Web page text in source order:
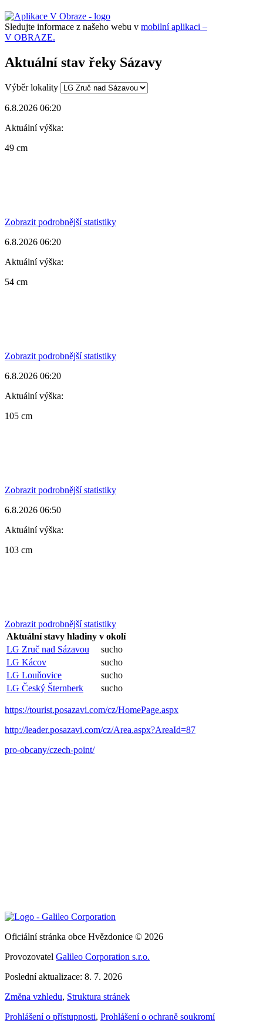
Sledujte informace z našeho webu v mobilní aplikaci –
V OBRAZE.
Aktuální stav řeky Sázavy
Výběr lokality
6.8.2026 06:20
Aktuální výška:
49 cm
Zobrazit podrobnější statistiky
6.8.2026 06:20
Aktuální výška:
54 cm
Zobrazit podrobnější statistiky
6.8.2026 06:20
Aktuální výška:
105 cm
Zobrazit podrobnější statistiky
6.8.2026 06:50
Aktuální výška:
103 cm
Zobrazit podrobnější statistiky
Aktuální stavy hladiny v okolí
LG Zruč nad Sázavou
sucho
LG Kácov
sucho
LG Louňovice
sucho
LG Český Šternberk
sucho
https://tourist.posazavi.com/cz/HomePage.aspx
http://leader.posazavi.com/cz/Area.aspx?AreaId=87
pro-obcany/czech-point/
Oficiální stránka obce Hvězdonice © 2026
Provozovatel Galileo Corporation s.r.o.
Poslední aktualizace: 8. 7. 2026
Změna vzhledu, Struktura stránek
Prohlášení o přístupnosti, Prohlášení o ochraně soukromí